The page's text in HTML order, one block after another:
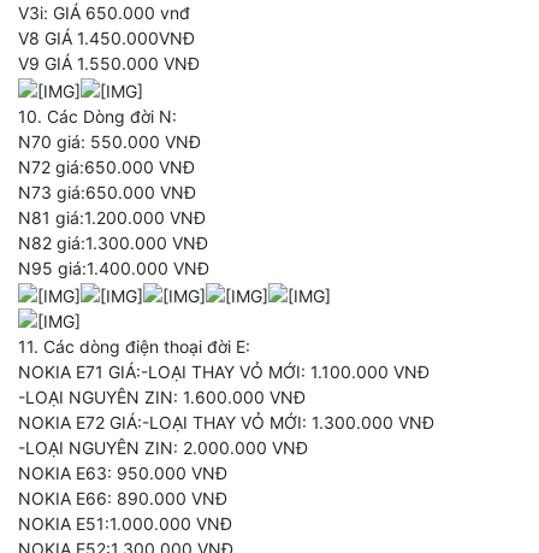
V3i: GIÁ 650.000 vnđ
V8 GIÁ 1.450.000VNĐ
V9 GIÁ 1.550.000 VNĐ
10. Các Dòng đời N:
N70 giá: 550.000 VNĐ
N72 giá:650.000 VNĐ
N73 giá:650.000 VNĐ
N81 giá:1.200.000 VNĐ
N82 giá:1.300.000 VNĐ
N95 giá:1.400.000 VNĐ
11. Các dòng điện thoại đời E:
NOKIA E71 GIÁ:-LOẠI THAY VỎ MỚI: 1.100.000 VNĐ
-LOẠI NGUYÊN ZIN: 1.600.000 VNĐ
NOKIA E72 GIÁ:-LOẠI THAY VỎ MỚI: 1.300.000 VNĐ
-LOẠI NGUYÊN ZIN: 2.000.000 VNĐ
NOKIA E63: 950.000 VNĐ
NOKIA E66: 890.000 VNĐ
NOKIA E51:1.000.000 VNĐ
NOKIA E52:1.300.000 VNĐ